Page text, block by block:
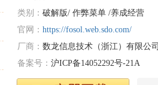
类别： 破解版/ 作弊菜单 /养成经营
官网： https://fosol.web.sdo.com/
厂商： 数龙信息技术（浙江）有限公司
备案号： 沪ICP备14052292号-21A